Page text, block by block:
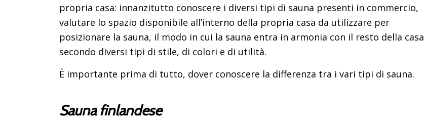
propria casa: innanzitutto conoscere i diversi tipi di sauna presenti in commercio,
valutare lo spazio disponibile all’interno della propria casa da utilizzare per
posizionare la sauna, il modo in cui la sauna entra in armonia con il resto della casa
secondo diversi tipi di stile, di colori e di utilità.
È importante prima di tutto, dover conoscere la differenza tra i vari tipi di sauna.
Sauna finlandese